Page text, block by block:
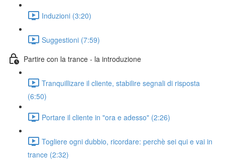
Induzioni (3:20)
Suggestioni (7:59)
Partire con la trance - la introduzione
Tranquillizare il cliente, stabilire segnali di risposta
(6:50)
Portare il cliente in "ora e adesso" (2:26)
Togliere ogni dubbio, ricordare: perchè sei qui e vai in
trance (2:32)